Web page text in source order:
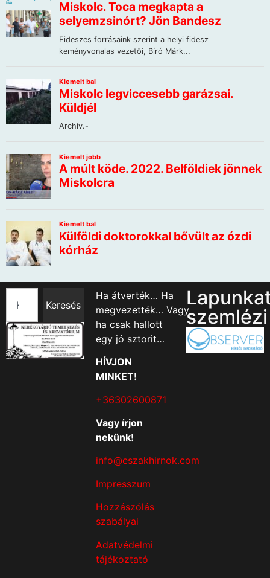
Keresés
Ha átverték… Ha
megvezették… Vagy
ha csak hallott
egy jó sztorit…
HÍVJON
MINKET!
+36302600871
Vagy írjon
nekünk!
info@eszakhirnok.com
Impresszum
Hozzászólás
szabályai
Adatvédelmi
tájékoztató
szemlézi